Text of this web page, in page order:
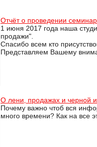
Отчёт о проведении
1 июня 2017 года наша
продажи".
Спасибо всем кто
Представляем Вашему
О лени, продажах и черной
Почему важно чтоб вся
много времени? Как на все